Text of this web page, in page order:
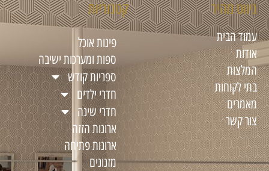
ניווט מהיר
עמוד הבית
אודות
המלצות
בתי לקוחות
מאמרים
צור קשר
קטגוריות
פינות אוכל
ספות ומערכות ישיבה
ספריות קודש
חדרי ילדים
חדרי שינה
ארונות הזזה
ארונות פתיחה
מזנונים